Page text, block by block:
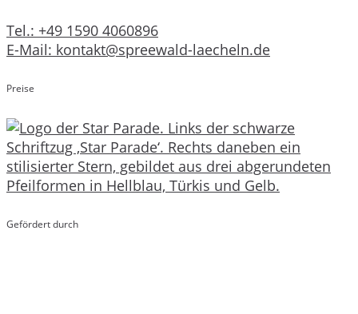
Tel.: +49 1590 4060896
E-Mail: kontakt@spreewald-laecheln.de
Preise
Gefördert durch